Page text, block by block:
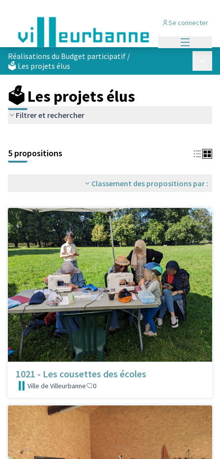
Se connecter
Réalisations du Budget participatif /
🗳️ Les projets élus
🗳️ Les projets élus
Filtrer et rechercher
+
−
5 propositions
Classement des propositions par :
1021 - Les cousettes des écoles
Ville de Villeurbanne 0